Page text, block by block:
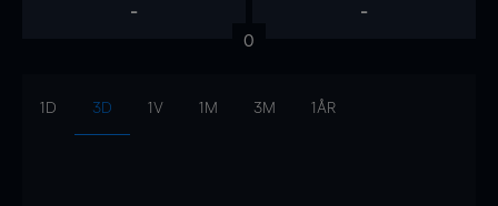
- -
0
1D 3D 1V 1M 3M 1ÅR